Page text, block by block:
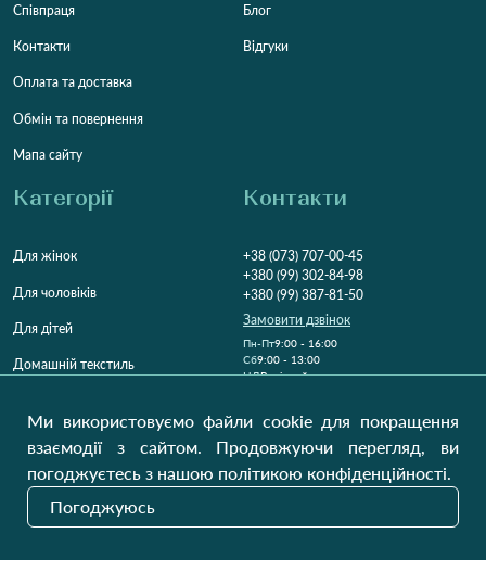
Співпраця
Контакти
Оплата та доставка
Обмін та повернення
Мапа сайту
Блог
Відгуки
Категорії
Для жінок
Для чоловіків
Для дітей
Домашній текстиль
Контакти
+38 (073) 707-00-45
+380 (99) 302-84-98
+380 (99) 387-81-50
Замовити дзвінок
Пн-Пт9:00 - 16:00
Cб9:00 - 13:00
НДВихідний
Україна, Луцьк, 43000
Наші оновлення
Надіслати
Ми використовуємо файли cookie для покращення
взаємодії з сайтом. Продовжуючи перегляд, ви
погоджуєтесь з нашою політикою конфіденційності.
Погоджуюсь